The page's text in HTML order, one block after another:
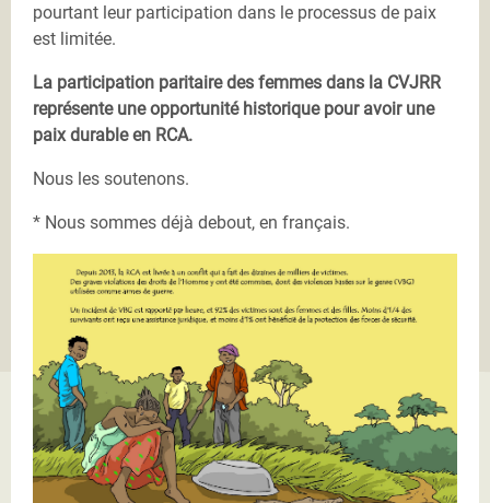
pourtant leur participation dans le processus de paix
est limitée.
La participation paritaire des femmes dans la CVJRR
représente une opportunité historique pour avoir une
paix durable en RCA.
Nous les soutenons.
* Nous sommes déjà debout, en français.
1'.jpg
2'.jpg
3'.jpg
4'.jpg
5'.jpg
6'.jpg
7'.jpg
8'.jpg
9'.jpg